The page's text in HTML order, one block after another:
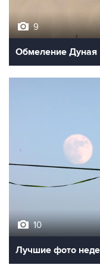
9
Обмеление Дуная
10
Лучшие фото